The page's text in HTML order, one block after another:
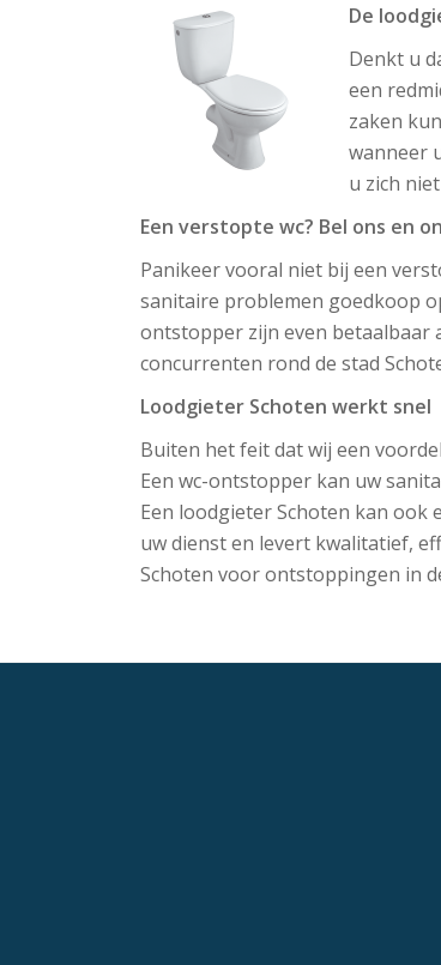
De
Denkt u
een
zaken
wanneer
u zich
Een verstopte wc? Bel ons en
Panikeer vooral niet bij een
sanitaire problemen goedkoop
ontstopper zijn even betaalbaar
concurrenten rond de stad
Loodgieter Schoten werkt snel
Buiten het feit dat wij een
Een wc-ontstopper kan uw
Een loodgieter Schoten kan
uw dienst en levert kwalitatief,
Schoten voor ontstoppingen in